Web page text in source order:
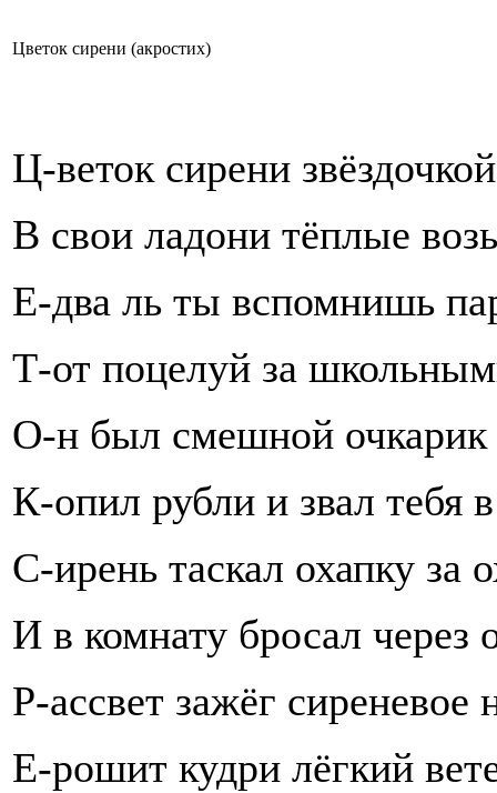
Цветок сирени (акростих)
Ц-веток сирени
В свои ладони тёплые
Е-два ль ты вспомнишь
Т-от поцелуй за
О-н был смешной очкарик
К-опил рубли и звал тебя
С-ирень таскал охапку за
И в комнату бросал через
Р-ассвет зажёг сиреневое
Е-рошит кудри лёгкий